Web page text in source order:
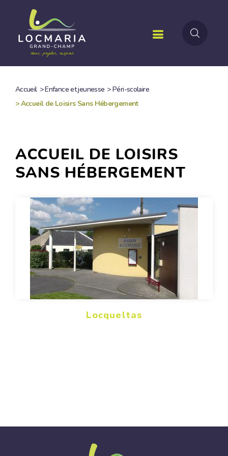
contenu
principal
FIL
Accueil >Enfance et jeunesse >Péri-scolaire
>Accueil de Loisirs Sans Hébergement
ACCUEIL DE LOISIRS
SANS HÉBERGEMENT
Locqueltas